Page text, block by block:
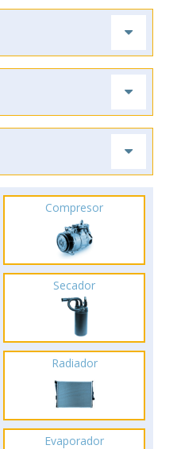
Compresor
Secador
Radiador
Evaporador